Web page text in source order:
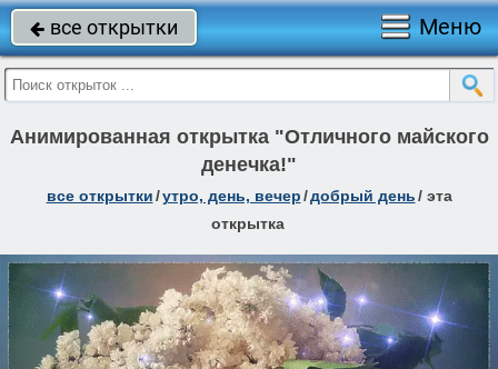
 все открытки Меню
Анимированная открытка "Отличного майского
денечка!"
все открытки/утро, день, вечер/добрый день/ эта
открытка